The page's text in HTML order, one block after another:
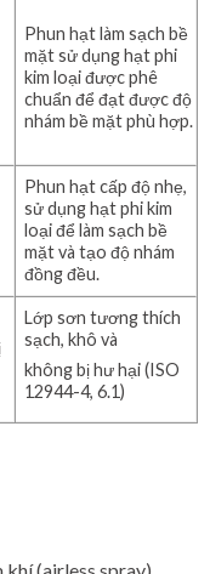
Phun hạt làm sạch bề
mặt sử dụng hạt phi
kim loại được phê
chuẩn để đạt được độ
nhám bề mặt phù hợp.
Phun hạt cấp độ nhẹ,
sử dụng hạt phi kim
loại để làm sạch bề
mặt và tạo độ nhám
đồng đều.
Lớp sơn tương thích
sạch, khô và
không bị hư hại (ISO
12944-4, 6.1)